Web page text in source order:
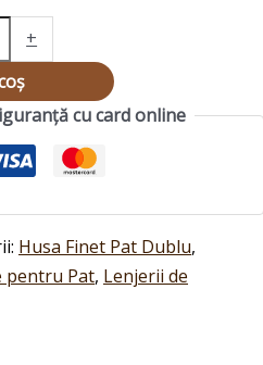
+
cu card online
Husa Finet Pat Dublu,
pentru Pat, Lenjerii de